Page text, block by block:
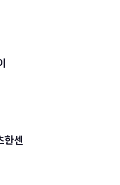
한센